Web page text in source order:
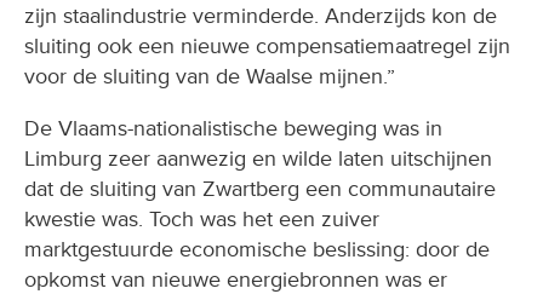
zijn staalindustrie verminderde. Anderzijds kon de
sluiting ook een nieuwe compensatiemaatregel zijn
voor de sluiting van de Waalse mijnen.”
De Vlaams-nationalistische beweging was in
Limburg zeer aanwezig en wilde laten uitschijnen
dat de sluiting van Zwartberg een communautaire
kwestie was. Toch was het een zuiver
marktgestuurde economische beslissing: door de
opkomst van nieuwe energiebronnen was er